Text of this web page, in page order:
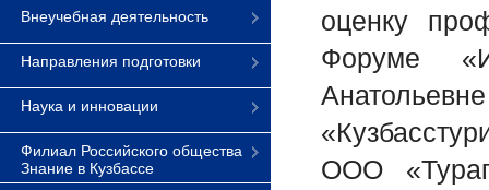
Внеучебная деятельность
Направления подготовки
Наука и инновации
Филиал Российского общества
Знание в Кузбассе
оценку
Форуме
ООО